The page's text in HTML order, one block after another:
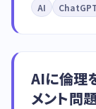
AI
AIに倫理
メント問